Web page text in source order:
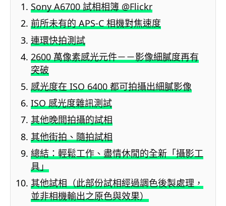
Sony A6700 試相相簿 @Flickr
前所未有的 APS-C 相機對焦速度
連環快拍測試
2600 萬像素感光元件－－影像細膩度再有
突破
感光度在 ISO 6400 都可拍攝出細膩影像
ISO 感光度雜訊測試
其他晚間拍攝的試相
其他街拍、隨拍試相
總結：輕鬆工作、盡情休閒的全新「攝影工
具」
其他試相（此部份試相經過調色後製處理，
並非相機輸出之原色與效果）